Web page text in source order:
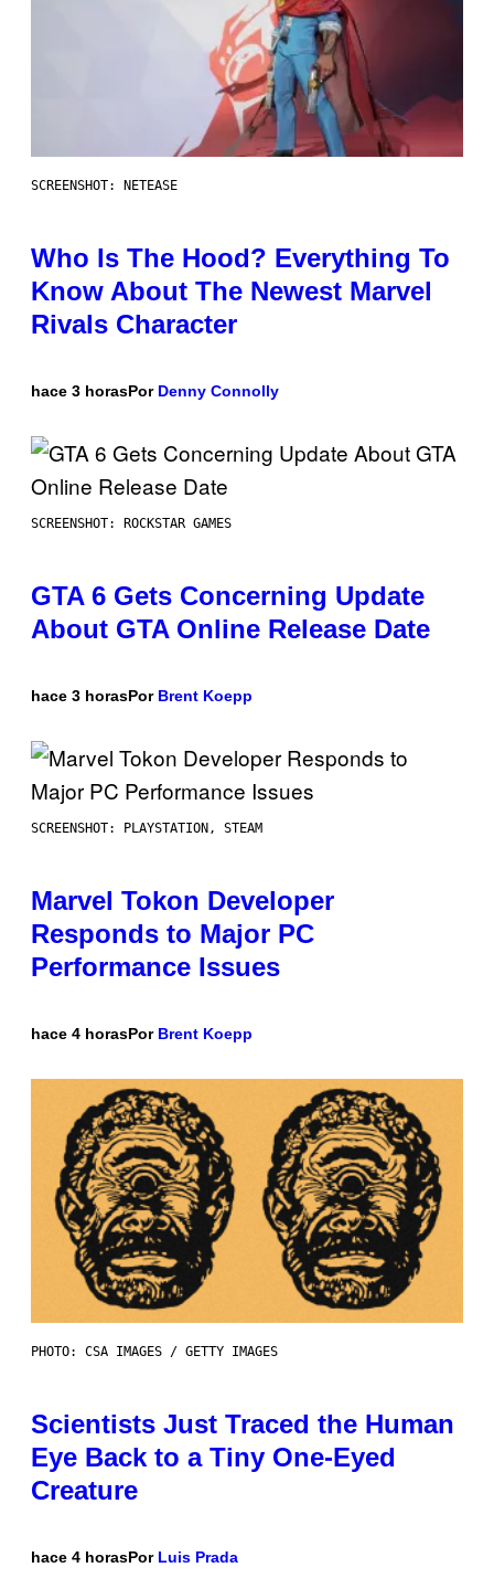
SCREENSHOT: NETEASE
Who Is The Hood? Everything To
Know About The Newest Marvel
Rivals Character
hace 3 horasPor Denny Connolly
SCREENSHOT: ROCKSTAR GAMES
GTA 6 Gets Concerning Update
About GTA Online Release Date
hace 3 horasPor Brent Koepp
SCREENSHOT: PLAYSTATION, STEAM
Marvel Tokon Developer
Responds to Major PC
Performance Issues
hace 4 horasPor Brent Koepp
PHOTO: CSA IMAGES / GETTY IMAGES
Scientists Just Traced the Human
Eye Back to a Tiny One-Eyed
Creature
hace 4 horasPor Luis Prada